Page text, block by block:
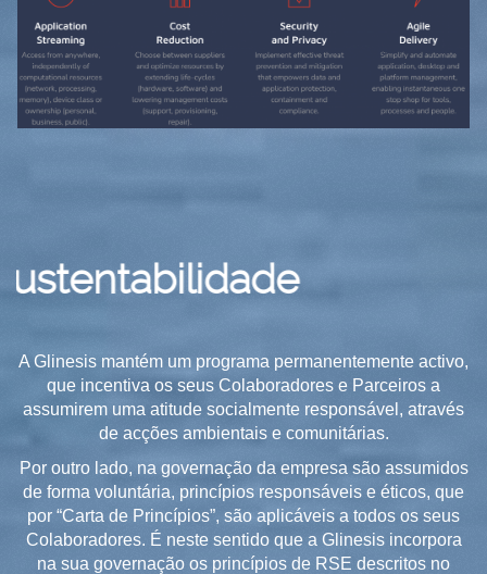
A Glinesis mantém um programa permanentemente activo,
que incentiva os seus Colaboradores e Parceiros a
assumirem uma atitude socialmente responsável, através
de acções ambientais e comunitárias.
Por outro lado, na governação da empresa são assumidos
de forma voluntária, princípios responsáveis e éticos, que
por “Carta de Princípios”, são aplicáveis a todos os seus
Colaboradores. É neste sentido que a Glinesis incorpora
na sua governação os princípios de RSE descritos no